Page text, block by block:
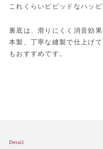
これくらいビビッドなハッピ
裏底は、滑りにくく消音効
本製、丁寧な縫製で仕上げ
もおすすめです。
Detail